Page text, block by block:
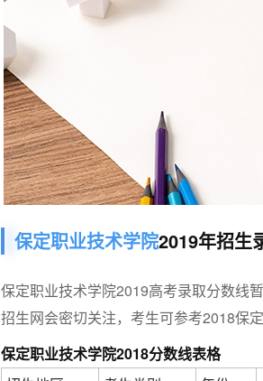
保定职业技术学院2019年招生
保定职业技术学院2019高考录取分数线
招生网会密切关注，考生可参考2018保
保定职业技术学院2018分数线表格